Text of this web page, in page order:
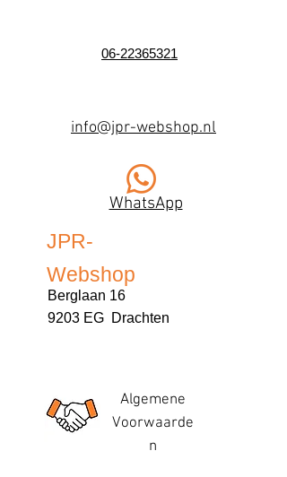
06-22365321
info@jpr-webshop.nl
WhatsApp
JPR-
Webshop
Berglaan 16
9203 EG Drachten
Algemene
Voorwaarde
n